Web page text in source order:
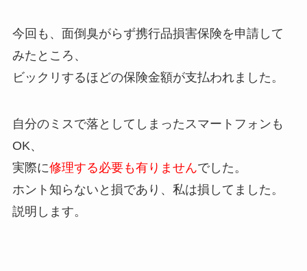
今回も、面倒臭がらず携行品損害保険を申請して
みたところ、
ビックリするほどの保険金額が支払われました。
自分のミスで落としてしまったスマートフォンも
OK、
実際に修理する必要も有りませんでした。
ホント知らないと損であり、私は損してました。
説明します。